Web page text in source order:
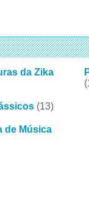
da Zika
(13)
de Música